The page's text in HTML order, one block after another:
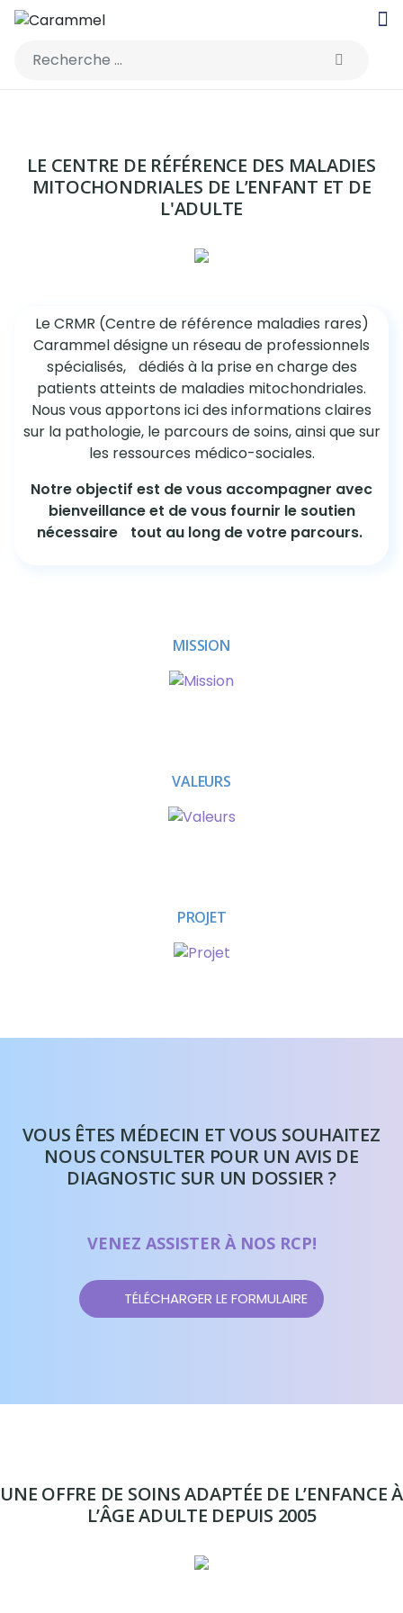
Rechercher
LE CENTRE DE RÉFÉRENCE DES MALADIES
MITOCHONDRIALES DE L’ENFANT ET DE
L'ADULTE
Le CRMR (Centre de référence maladies rares)
Carammel désigne un réseau de professionnels
spécialisés, dédiés à la prise en charge des
patients atteints de maladies mitochondriales.
Nous vous apportons ici des informations claires
sur la pathologie, le parcours de soins, ainsi que sur
les ressources médico-sociales.
Notre objectif est de vous accompagner avec
bienveillance et de vous fournir le soutien
nécessaire tout au long de votre parcours.
MISSION
VALEURS
PROJET
VOUS ÊTES MÉDECIN ET VOUS SOUHAITEZ
NOUS CONSULTER POUR UN AVIS DE
DIAGNOSTIC SUR UN DOSSIER ?
VENEZ ASSISTER À NOS RCP!
TÉLÉCHARGER LE FORMULAIRE
UNE OFFRE DE SOINS ADAPTÉE DE L’ENFANCE À
L’ÂGE ADULTE DEPUIS 2005